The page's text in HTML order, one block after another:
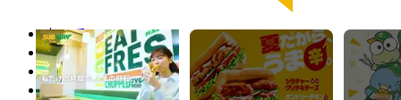
すべて
プレスリリース
お知らせ
キャンペーン